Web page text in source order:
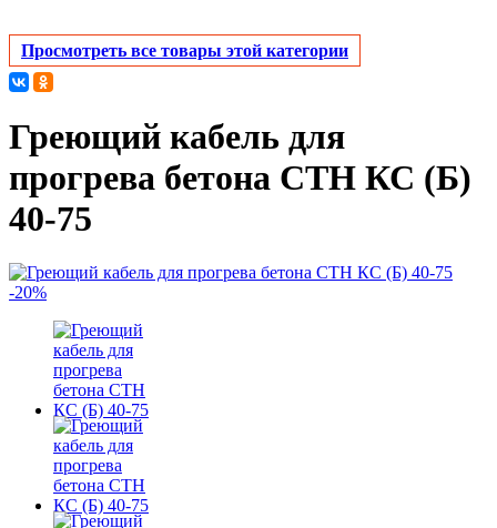
Просмотреть все товары этой категории
Греющий кабель для
прогрева бетона СТН КС (Б)
40-75
-20%